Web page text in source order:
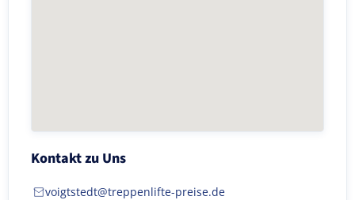
Kontakt zu Uns
voigtstedt@treppenlifte-preise.de